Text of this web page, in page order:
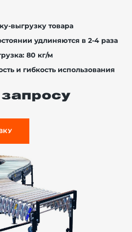
выгрузку товара
удлиняются в 2-4 раза
80 кг/м
и гибкость использования